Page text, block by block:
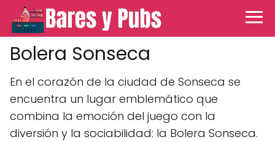
Bolera Sonseca
En el corazón de la ciudad de Sonseca se
encuentra un lugar emblemático que
combina la emoción del juego con la
diversión y la sociabilidad: la Bolera Sonseca.